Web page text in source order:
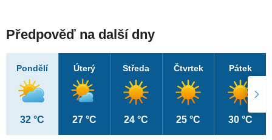
Předpověď na další dny
Pondělí
32 °C
Úterý
27 °C
Středa
24 °C
Čtvrtek
25 °C
Pátek
30 °C